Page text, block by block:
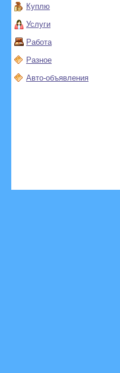
Куплю
Услуги
Работа
Разное
Авто-объявления